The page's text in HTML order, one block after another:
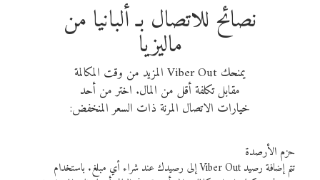
نصائح للاتصال بـ ألبانيا من
ماليزيا
يمنحك Viber Out المزيد من وقت المكالمة
مقابل تكلفة أقل من المال. اختر من أحد
خيارات الاتصال المرنة ذات السعر المنخفض:
حزم الأرصدة
تتم إضافة رصيد Viber Out إلى رصيدك عند شراء أي مبلغ. باستخدام